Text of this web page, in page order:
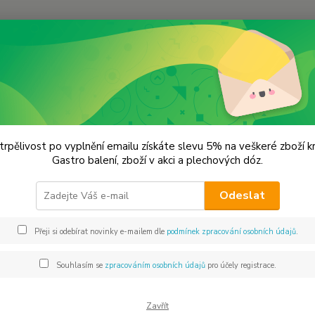
Premium koření Samberber Prémiová kvalita
Prémiová kvalita
Toto
po vyplnění emailu získáte slevu 5% na veškeré zboží
Gastro balení, zboží v akci a plechových dóz.
Odeslat
Přeji si odebírat novinky e-mailem dle podmínek zpracování osobních údajů.
Souhlasím se zpracováním osobních údajůpro účely registrace.
Zavřít